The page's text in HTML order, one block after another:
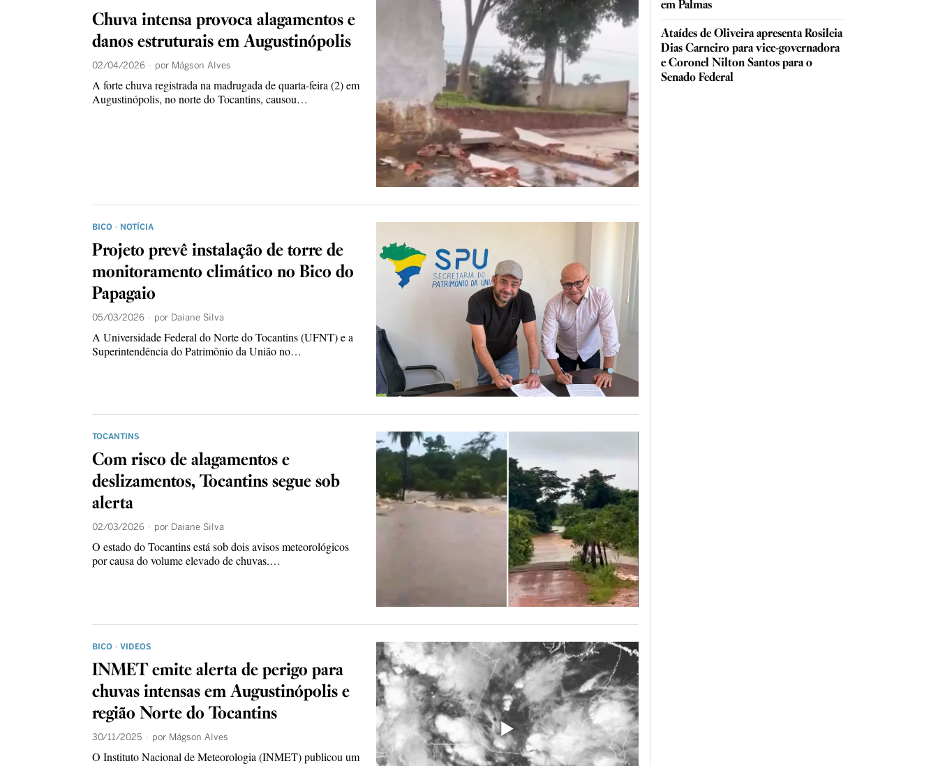
Chuva intensa provoca alagamentos e
danos estruturais em Augustinópolis
02/04/2026 por Mágson Alves
A forte chuva registrada na madrugada de quarta-feira (2) em
Augustinópolis, no norte do Tocantins, causou…
BICO · NOTÍCIA
Projeto prevê instalação de torre de
monitoramento climático no Bico do
Papagaio
05/03/2026 por Daiane Silva
A Universidade Federal do Norte do Tocantins (UFNT) e a
Superintendência do Patrimônio da União no…
TOCANTINS
Com risco de alagamentos e
deslizamentos, Tocantins segue sob
alerta
02/03/2026 por Daiane Silva
O estado do Tocantins está sob dois avisos meteorológicos
por causa do volume elevado de chuvas.…
BICO · VIDEOS
INMET emite alerta de perigo para
chuvas intensas em Augustinópolis e
região Norte do Tocantins
30/11/2025 por Mágson Alves
O Instituto Nacional de Meteorologia (INMET) publicou um
em Palmas
Ataídes de Oliveira apresenta Rosileia
Dias Carneiro para vice-governadora
e Coronel Nilton Santos para o
Senado Federal